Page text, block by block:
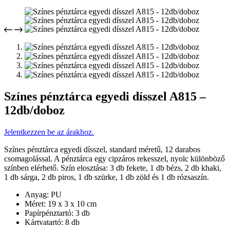
Színes pénztárca egyedi dísszel A815 –
12db/doboz
Jelentkezzen be az árakhoz.
Színes pénztárca egyedi dísszel, standard méretű, 12 darabos
csomagolással. A pénztárca egy cipzáros rekesszel, nyolc különböző
színben elérhető. Szín elosztása: 3 db fekete, 1 db bézs, 2 db khaki,
1 db sárga, 2 db piros, 1 db szürke, 1 db zöld és 1 db rózsaszín.
Anyag: PU
Méret: 19 x 3 x 10 cm
Papírpénztartó: 3 db
Kártyatartó: 8 db